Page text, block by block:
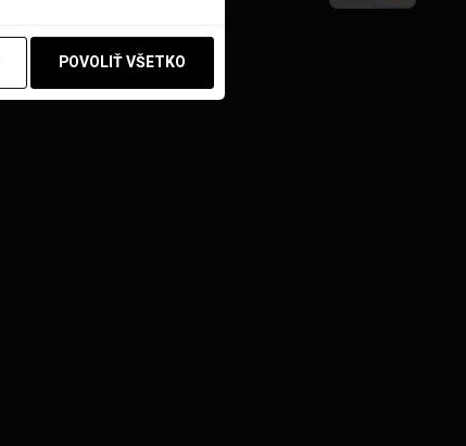
POVOLIŤ VŠETKO